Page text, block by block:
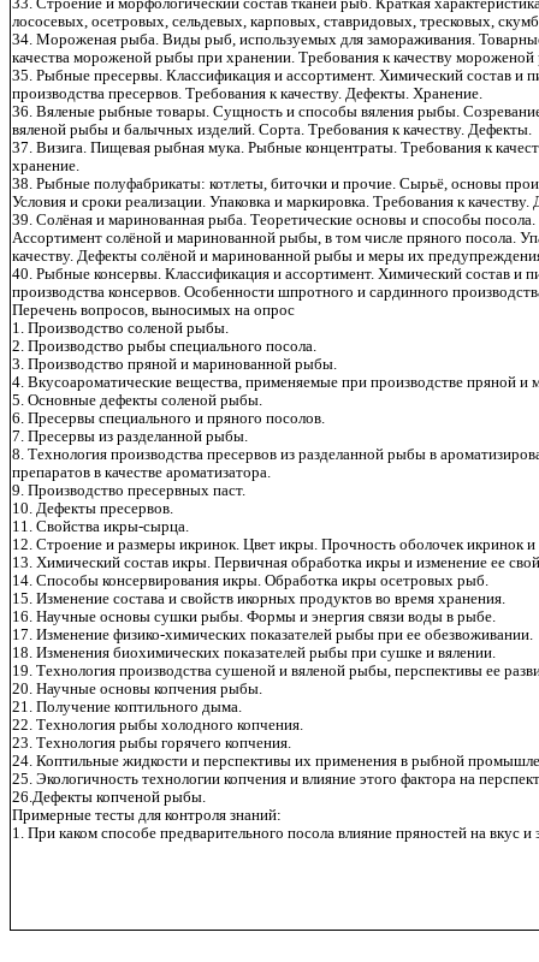
лососевых, осетровых, сельдевых, карповых, ставридовых, тресковых,
34. Мороженая рыба. Виды рыб, используемых для замораживания.
качества мороженой рыбы при хранении. Требования к качеству
35. Рыбные пресервы. Классификация и ассортимент. Химический состав и
производства пресервов. Требования к качеству. Дефекты. Хранение.
36. Вяленые рыбные товары. Сущность и способы вяления рыбы.
вяленой рыбы и балычных изделий. Сорта. Требования к качеству. Дефекты.
37. Визига. Пищевая рыбная мука. Рыбные концентраты. Требования к
хранение.
38. Рыбные полуфабрикаты: котлеты, биточки и прочие. Сырьё, основы
Условия и сроки реализации. Упаковка и маркировка. Требования к
39. Солёная и маринованная рыба. Теоретические основы и способы
Ассортимент солёной и маринованной рыбы, в том числе пряного посола.
качеству. Дефекты солёной и маринованной рыбы и меры их
40. Рыбные консервы. Классификация и ассортимент. Химический состав и
производства консервов. Особенности шпротного и сардинного
Перечень вопросов, выносимых на опрос
1. Производство соленой рыбы.
2. Производство рыбы специального посола.
3. Производство пряной и маринованной рыбы.
4. Вкусоароматические вещества, применяемые при производстве пряной
5. Основные дефекты соленой рыбы.
6. Пресервы специального и пряного посолов.
7. Пресервы из разделанной рыбы.
8. Технология производства пресервов из разделанной рыбы в
препаратов в качестве ароматизатора.
9. Производство пресервных паст.
10. Дефекты пресервов.
11. Свойства икры-сырца.
12. Строение и размеры икринок. Цвет икры. Прочность оболочек икринок и
13. Химический состав икры. Первичная обработка икры и изменение ее
14. Способы консервирования икры. Обработка икры осетровых рыб.
15. Изменение состава и свойств икорных продуктов во время хранения.
16. Научные основы сушки рыбы. Формы и энергия связи воды в рыбе.
17. Изменение физико-химических показателей рыбы при ее обезвоживании.
18. Изменения биохимических показателей рыбы при сушке и вялении.
19. Технология производства сушеной и вяленой рыбы, перспективы ее
20. Научные основы копчения рыбы.
21. Получение коптильного дыма.
22. Технология рыбы холодного копчения.
23. Технология рыбы горячего копчения.
24. Коптильные жидкости и перспективы их применения в рыбной
25. Экологичность технологии копчения и влияние этого фактора на
26.Дефекты копченой рыбы.
Примерные тесты для контроля знаний:
1. При каком способе предварительного посола влияние пряностей на вкус